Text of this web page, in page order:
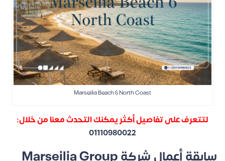
Marseilia Beach 6 North Coast
لتتعرف على تفاصيل أكثر يمكنك التحدث معنا من خلال:
01110980022
سابقة أعمال شركة Marseilia Group